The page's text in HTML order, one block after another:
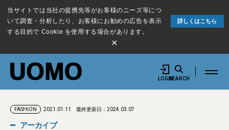
当サイトでは当社の提携先等がお客様のニーズ等につ
いて調査・分析したり、お客様にお勧めの広告を表示
する目的で Cookie を使用する場合があります。
詳しくはこちら
×
LOGINSEARCH
FASHION 2021.01.11 最終更新日：2024.03.07
アーカイブ